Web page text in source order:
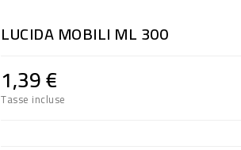
LUCIDA MOBILI ML 300
1,39 €
Tasse incluse